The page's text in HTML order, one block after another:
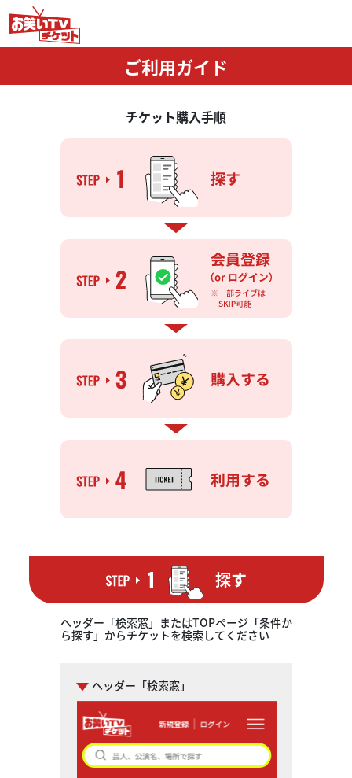
ご利用ガイド
チケット購入手順
探す
ヘッダー「検索窓」またはTOPページ「条件か
ら探す」からチケットを検索してください
ヘッダー「検索窓」